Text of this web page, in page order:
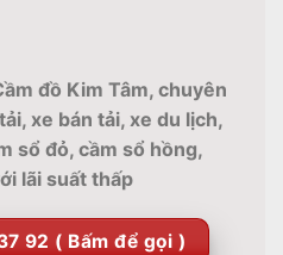
đồ Kim Tâm, chuyên
xe bán tải, xe du lịch,
sổ đỏ, cầm sổ hồng,
lãi suất thấp
92 ( Bấm để gọi )